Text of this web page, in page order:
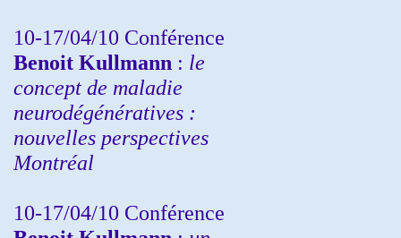
10-17/04/10 Conférence
Benoit Kullmann : le
concept de maladie
neurodégénératives :
nouvelles perspectives
Montréal
10-17/04/10 Conférence